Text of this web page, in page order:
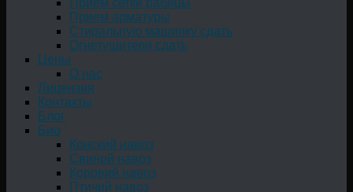
Прием сетки рабицы
Прием арматуры
Стиральную машинку сдать
Огнетушители сдать
Цены
О нас
Лицензия
Контакты
Блог
Био
Конский навоз
Свиной навоз
Коровий навоз
Птичий навоз